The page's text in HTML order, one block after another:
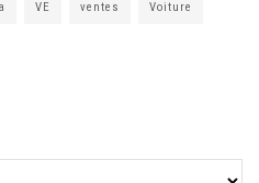
VE ventes Voiture